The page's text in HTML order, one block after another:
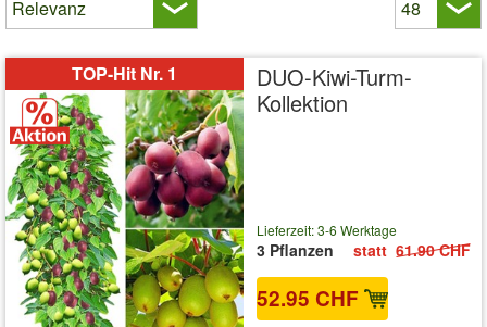
TOP-Hit Nr. 1
DUO-Kiwi-Turm-
Kollektion
Lieferzeit: 3-6 Werktage
3 Pflanzen
52.95 CHF
statt 61.90 CHF